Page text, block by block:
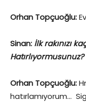
Orhan Topçuoğlu:
Sinan: İlk rakınızı
Hatırlıyormusunuz?
Orhan Topçuoğlu:
hatırlamıyorum…